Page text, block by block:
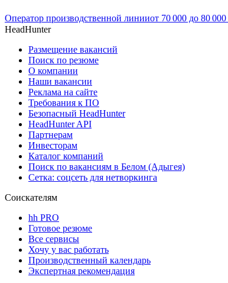
Оператор производственной линииот 70 000 до 80 000
HeadHunter
Размещение вакансий
Поиск по резюме
О компании
Наши вакансии
Реклама на сайте
Требования к ПО
Безопасный HeadHunter
HeadHunter API
Партнерам
Инвесторам
Каталог компаний
Поиск по вакансиям в Белом (Адыгея)
Сетка: соцсеть для нетворкинга
Соискателям
hh PRO
Готовое резюме
Все сервисы
Хочу у вас работать
Производственный календарь
Экспертная рекомендация